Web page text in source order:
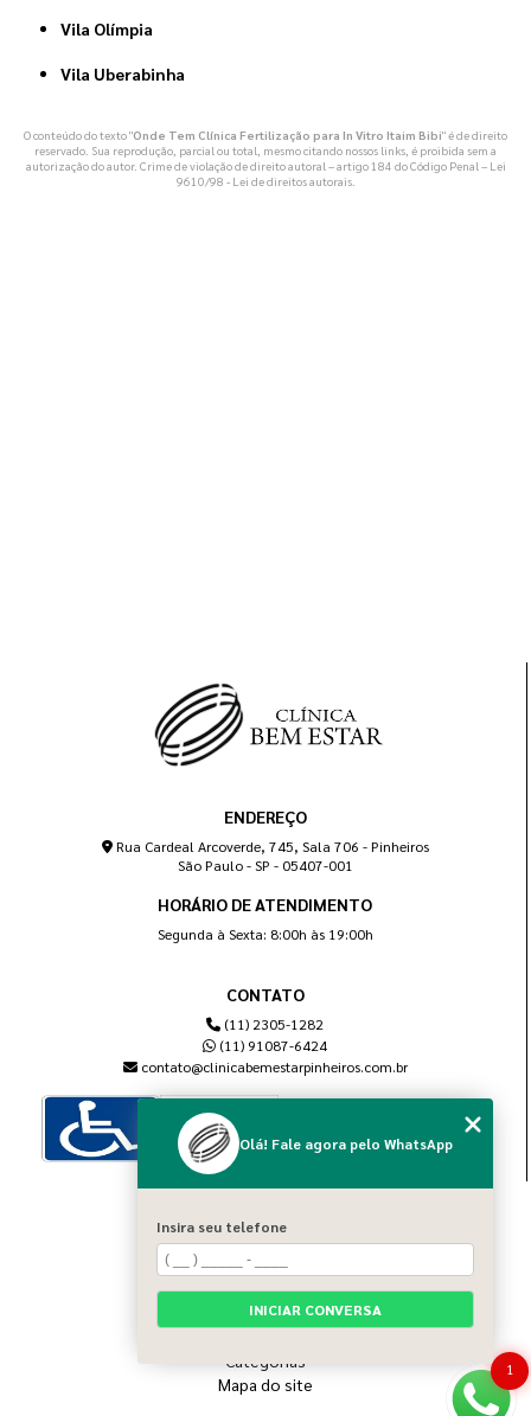
Vila Olímpia
Vila Uberabinha
O conteúdo do texto "Onde Tem Clínica Fertilização para In Vitro Itaim Bibi" é de direito
reservado. Sua reprodução, parcial ou total, mesmo citando nossos links, é proibida sem a
autorização do autor. Crime de violação de direito autoral – artigo 184 do Código Penal – Lei
9610/98 - Lei de direitos autorais.
ENDEREÇO
Rua Cardeal Arcoverde, 745, Sala 706 - Pinheiros
São Paulo - SP - 05407-001
HORÁRIO DE ATENDIMENTO
Segunda à Sexta: 8:00h às 19:00h
CONTATO
(11) 2305-1282
(11) 91087-6424
contato@clinicabemestarpinheiros.com.br
Home
Sobre nós
Blog
Serviços
Categorias
Mapa do site
1
Olá! Fale agora pelo WhatsApp
Insira seu telefone
INICIAR CONVERSA